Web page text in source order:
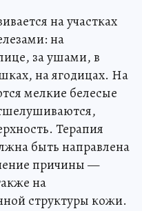
на участках
на
за ушами, в
на ягодицах. На
мелкие белесые
Терапия
быть направлена
причины —
на
структуры кожи.